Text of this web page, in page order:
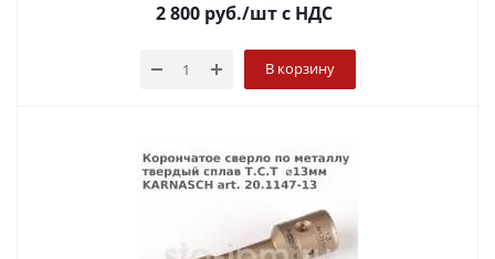
2 800руб./штс НДС
В корзину